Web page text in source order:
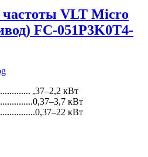
частоты VLT Micro
FC-051P3K0T4-
,37–2,2 кВт
кВт
кВт